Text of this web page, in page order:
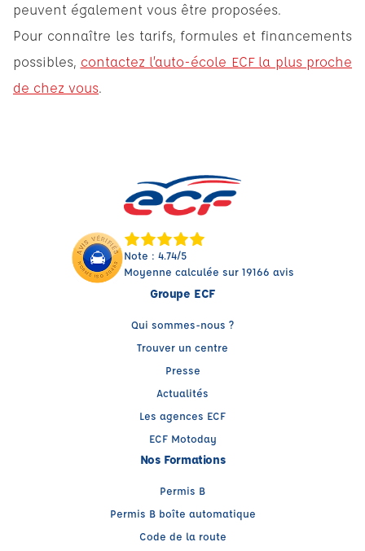
peuvent également vous être proposées.
Pour connaître les tarifs, formules et financements
possibles, contactez l’auto-école ECF la plus proche
de chez vous.
Note : 4.74/5
Moyenne calculée sur 19166 avis
Groupe ECF
Qui sommes-nous ?
Trouver un centre
Presse
Actualités
Les agences ECF
ECF Motoday
Nos Formations
Permis B
Permis B boîte automatique
Code de la route